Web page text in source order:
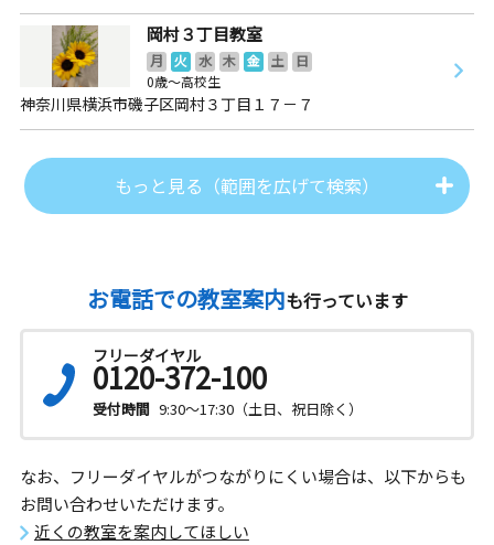
岡村３丁目教室
月 火 水 木 金 土
日
0歳～高校生
神奈川県横浜市磯子区岡村３丁目１７－７
もっと見る（範囲を広げて検索）
お電話での教室案内も行っています
フリーダイヤル
0120-372-100
受付時間 9:30～17:30（土日、祝日除く）
なお、フリーダイヤルがつながりにくい場合は、以下からも
お問い合わせいただけます。
近くの教室を案内してほしい